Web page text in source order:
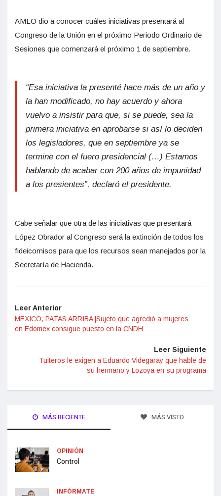
AMLO dio a conocer cuáles iniciativas presentará al
Congreso de la Unión en el próximo Periodo Ordinario de
Sesiones que comenzará el próximo 1 de septiembre.
“Esa iniciativa la presenté hace más de un año y
la han modificado, no hay acuerdo y ahora
vuelvo a insistir para que, si se puede, sea la
primera iniciativa en aprobarse si así lo deciden
los legisladores, que en septiembre ya se
termine con el fuero presidencial (…) Estamos
hablando de acabar con 200 años de impunidad
a los presientes”, declaró el presidente.
Cabe señalar que otra de las iniciativas que presentará
López Obrador al Congreso será la extinción de todos los
fideicomisos para que los recursos sean manejados por la
Secretaría de Hacienda.
Leer Anterior
MEXICO, PATAS ARRIBA |Sujeto que agredió a mujeres
en Edomex consigue puesto en la CNDH
Leer Siguiente
Tuiteros le exigen a Eduardo Videgaray que hable de
su hermano y Lozoya en su programa
MÁS RECIENTE MÁS VISTO
OPINIÓN
Control
INFÓRMATE